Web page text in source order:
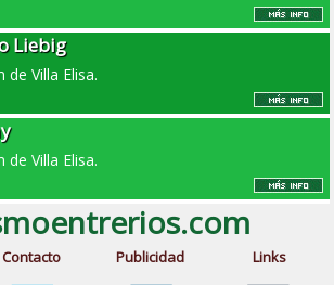
Liebig
de Villa Elisa.
de Villa Elisa.
Contacto Publicidad Links